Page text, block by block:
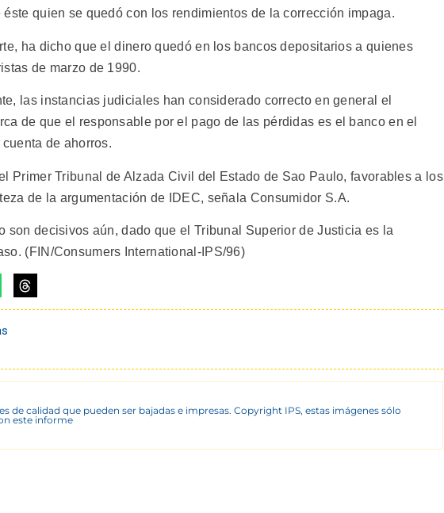
quien se quedó con los rendimientos de la corrección impaga.
ha dicho que el dinero quedó en los bancos depositarios a quienes
de marzo de 1990.
las instancias judiciales han considerado correcto en general el
de que el responsable por el pago de las pérdidas es el banco en el
de ahorros.
Primer Tribunal de Alzada Civil del Estado de Sao Paulo, favorables a los
de la argumentación de IDEC, señala Consumidor S.A.
son decisivos aún, dado que el Tribunal Superior de Justicia es la
(FIN/Consumers International-IPS/96)
de calidad que pueden ser bajadas e impresas. Copyright IPS, estas imágenes sólo
este informe